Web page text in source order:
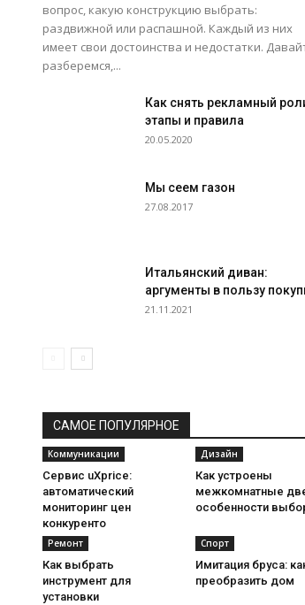
вопрос, какую конструкцию выбрать:
раздвижной или распашной. Каждый из них
имеет свои достоинства и недостатки.
разберемся,...
Как снять рекламный
этапы и правила
20.05.2020
Мы сеем газон
27.08.2017
Итальянский диван:
аргументы в пользу
21.11.2021
САМОЕ ПОПУЛЯРНОЕ
Коммуникации
Сервис uXprice:
автоматический
мониторинг цен
конкуренто
Дизайн
Как устроены
межкомнатные
особенности
Ремонт
Как выбрать
инструмент для
установки
Спорт
Имитация бруса:
преобразить дом